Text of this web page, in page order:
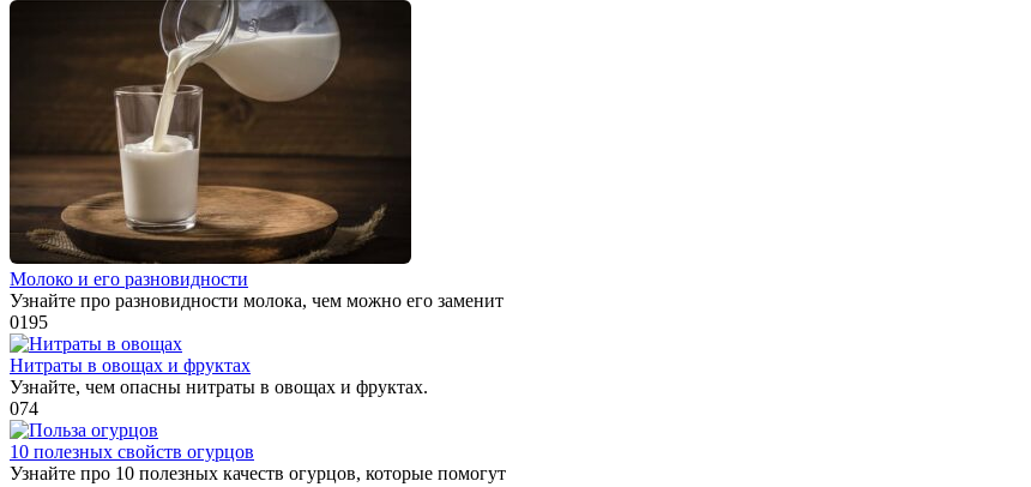
Молоко и его разновидности
Узнайте про разновидности молока, чем можно его заменит
0195
Нитраты в овощах и фруктах
Узнайте, чем опасны нитраты в овощах и фруктах.
074
10 полезных свойств огурцов
Узнайте про 10 полезных качеств огурцов, которые помогут